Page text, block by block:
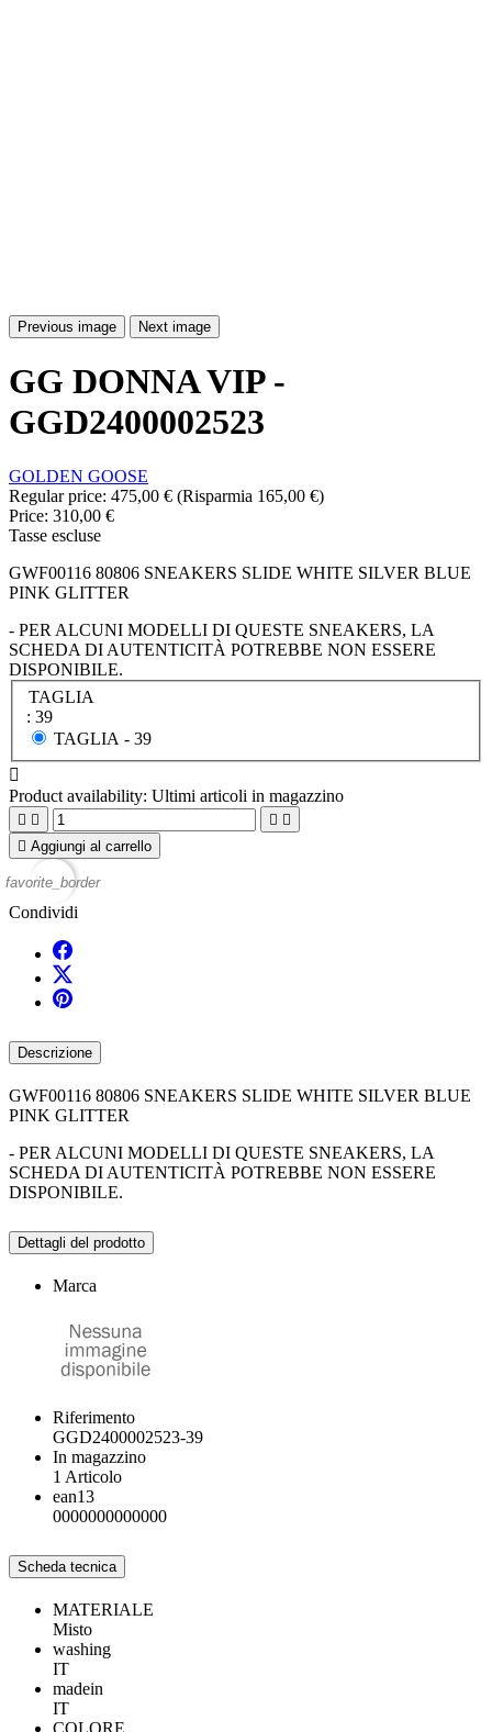
Previous image Next image
GG DONNA VIP -
GGD2400002523
GOLDEN GOOSE
Regular price: 475,00 € (Risparmia 165,00 €)
Price: 310,00 €
Tasse escluse
GWF00116 80806 SNEAKERS SLIDE WHITE SILVER BLUE
PINK GLITTER
- PER ALCUNI MODELLI DI QUESTE SNEAKERS, LA
SCHEDA DI AUTENTICITÀ POTREBBE NON ESSERE
DISPONIBILE.
TAGLIA
: 39
TAGLIA - 39

Product availability: Ultimi articoli in magazzino
   
 Aggiungi al carrello
favorite_border
Condividi
Descrizione
GWF00116 80806 SNEAKERS SLIDE WHITE SILVER BLUE
PINK GLITTER
- PER ALCUNI MODELLI DI QUESTE SNEAKERS, LA
SCHEDA DI AUTENTICITÀ POTREBBE NON ESSERE
DISPONIBILE.
Dettagli del prodotto
Marca
Riferimento
GGD2400002523-39
In magazzino
1 Articolo
ean13
0000000000000
Scheda tecnica
MATERIALE
Misto
washing
IT
madein
IT
COLORE